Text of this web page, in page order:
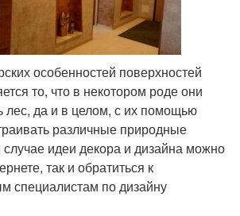
особенностей поверхностей
то, что в некотором роде они
лес, да и в целом, с их помощью
различные природные
идеи декора и дизайна можно
так и обратиться к
специалистам по дизайну